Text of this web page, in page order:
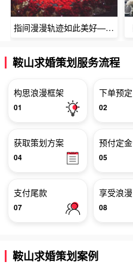
指间漫漫轨迹如此美好——深圳烈焰玫瑰生日惊喜
鞍山求婚策划服务流程
构思浪漫框架
01
下单预定
02
获取策划方案
04
预付定金
05
支付尾款
07
享受浪漫
08
鞍山求婚策划案例